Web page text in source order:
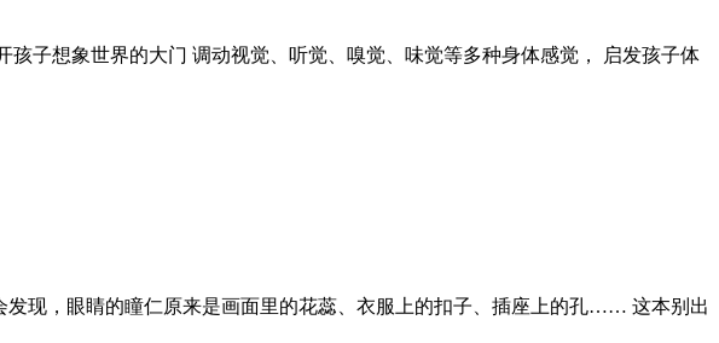
子想象世界的大门 调动视觉、听觉、嗅觉、味觉等多种身体感觉， 启发孩子体
现，眼睛的瞳仁原来是画面里的花蕊、衣服上的扣子、插座上的孔…… 这本别出